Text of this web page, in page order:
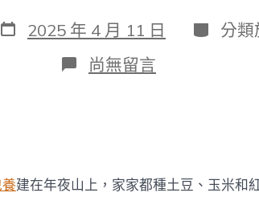
發
表
2025 年 4 月 11 日 分
類
分類
在
〈洞
臺
包
尚無留言
建在年夜山上，家家都種土豆、玉米和